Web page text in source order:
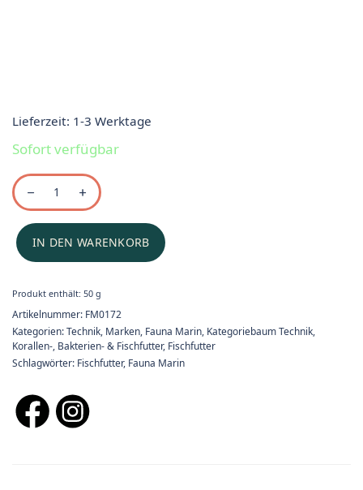
Lieferzeit: 1-3 Werktage
Sofort verfügbar
IN DEN WARENKORB
Produkt enthält: 50g
Artikelnummer: FM0172
Kategorien:Technik, Marken, Fauna Marin, Kategoriebaum Technik,
Korallen-, Bakterien- & Fischfutter, Fischfutter
Schlagwörter: Fischfutter, Fauna Marin